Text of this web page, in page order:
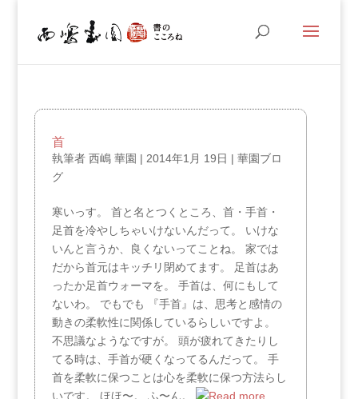
首
執筆者 西嶋 華園 | 2014年1月 19日 | 華園ブロ
グ
寒いっす。 首と名とつくところ、首・手首・
足首を冷やしちゃいけないんだって。 いけな
いんと言うか、良くないってことね。 家では
だから首元はキッチリ閉めてます。 足首はあ
ったか足首ウォーマを。 手首は、何にもして
ないわ。 でもでも 『手首』は、思考と感情の
動きの柔軟性に関係しているらしいですよ。
不思議なようなですが。 頭が疲れてきたりし
てる時は、手首が硬くなってるんだって。 手
首を柔軟に保つことは心を柔軟に保つ方法らし
いです。 ほほ〜。 ふ〜ん。